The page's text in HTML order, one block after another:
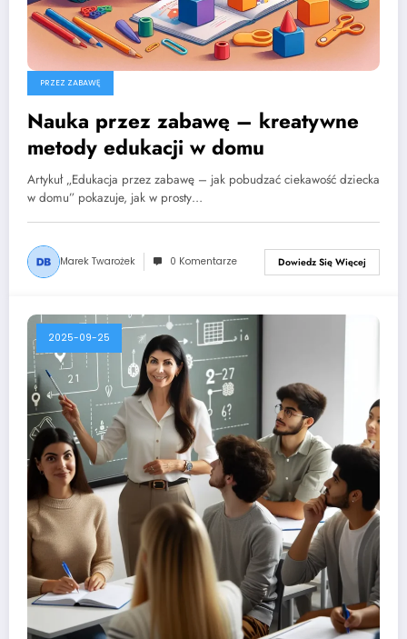
PRZEZ ZABAWĘ
Nauka przez zabawę – kreatywne
metody edukacji w domu
Artykuł „Edukacja przez zabawę – jak pobudzać ciekawość dziecka
w domu” pokazuje, jak w prosty…
Marek Twarożek 0 Komentarze Dowiedz Się Więcej
2025-09-25